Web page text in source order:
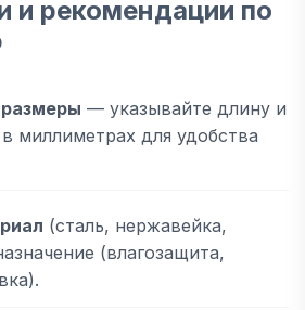
и рекомендации по
— указывайте длину и
миллиметрах для удобства
(сталь, нержавейка,
(влагозащита,